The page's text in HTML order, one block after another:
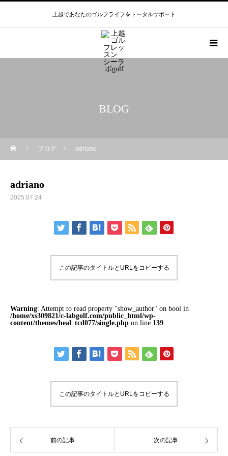
上越であなたのゴルフライフをトータルサポート
BLOG
ブログ adriano
adriano
2025.07.24
この記事のタイトルとURLをコピーする
Warning: Attempt to read property "show_author" on bool in
/home/xs309821/c-labgolf.com/public_html/wp-
content/themes/heal_tcd077/single.php on line 139
この記事のタイトルとURLをコピーする
前の記事 次の記事